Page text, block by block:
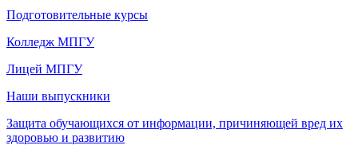
Подготовительные курсы
Колледж МПГУ
Лицей МПГУ
Наши выпускники
Защита обучающихся от информации, причиняющей вред их
здоровью и развитию